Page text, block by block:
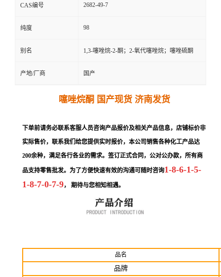
CAS编号 2682-49-7
纯度 98
别名 1,3-噻唑烷-2-酮；2-氧代噻唑烷；噻唑硫酮
产地/厂商 国产
噻唑烷酮 国产现货 济南发货
下单前请务必联系客服人员咨询产品报价及相关产品信息，店铺标价非
实际售价，联系我们给您提供实时报价，本公司销售各种化工产品达
200余种，满足各行各业的需求。签订正式合同，公对公办款，所有商
品支持零售批发。为了方便快速有效的沟通可随时咨询1-8-6-1-5-
1-8-7-0-7-9， 期待与您相知相遇。
品名
品牌